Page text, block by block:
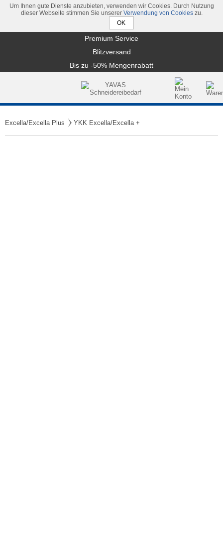
Um Ihnen gute Dienste anzubieten, verwenden wir Cookies. Durch Nutzung
dieser Webseite stimmen Sie unserer Verwendung von Cookieszu.
Premium Service
Blitzversand
Bis zu -50% Mengenrabatt
Excella/Excella Plus YKK Excella/Excella +